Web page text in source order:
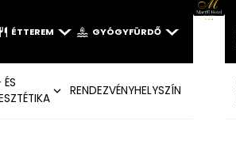
ÉTTEREM GYÓGYFÜRDŐ
RENDEZVÉNYHELYSZÍN